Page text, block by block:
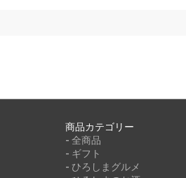
商品カテゴリー
- 全商品
- ギフト
- ひろしまグルメ